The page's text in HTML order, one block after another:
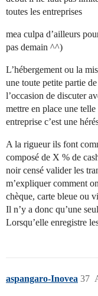
toutes les entreprises
mea culpa d’ailleurs
pas demain ^^)
L’hébergement ou la
une toute petite partie
l’occasion de discuter
mettre en place une
entreprise c’est une
A la rigueur ils font
composé de X % de
noir censé valider les
m’expliquer comment
chèque, carte bleue ou
Il n’y a donc qu’une
Lorsqu’elle enregistre
aspangaro-Inovea 37